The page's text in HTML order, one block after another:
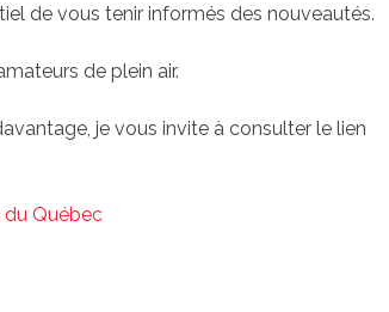
de vous tenir informés des nouveautés.
de plein air.
je vous invite à consulter le lien
du Québec